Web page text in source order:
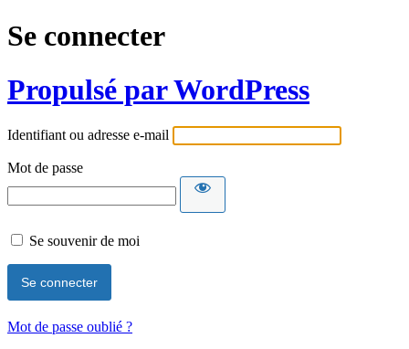
Se connecter
Propulsé par WordPress
Identifiant ou adresse e-mail
Mot de passe
Se souvenir de moi
Mot de passe oublié ?